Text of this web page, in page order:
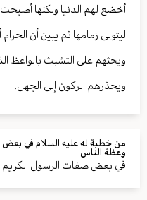
أخضع لهم الدنيا ولكنها أصبحت
ليتولى زمامها ثم يبين أن
ويحثهم على التشبث بالواعظ
ويحذرهم الركون إلى الجهل.
‏من خطبة له عليه السلام في بعض
وعظة الناس
في بعض صفات الرسول الكريم